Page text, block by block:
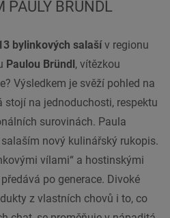
PAULY BRÜNDL
bylinkových salašív regionu
Paulou Bründl, vítězkou
Výsledkem je svěží pohled na
stojí na jednoduchosti, respektu
surovinách. Paula
nový kulinářský rukopis.
vílami“ a hostinskými
po generace. Divoké
z vlastních chovů i to, co